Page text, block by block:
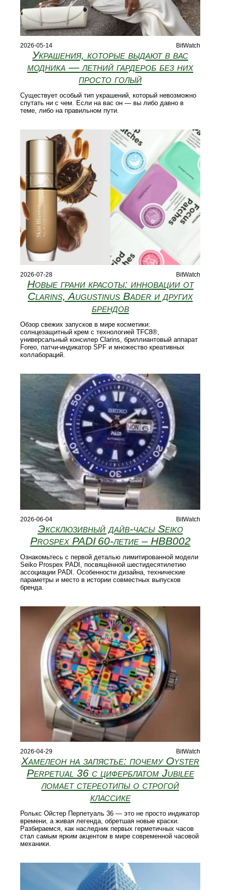
2026-05-14 BitWatch
Украшения, которые выдают в вас
модника — летний гардероб без них
просто голый
Существует особый тип украшений, который невозможно
спутать ни с чем. Если на вас он — вы либо давно в
теме, либо на правильном пути.
2026-07-28 BitWatch
Новые грани красоты: инновации от
Clarins, Augustinus Bader и других
брендов
Обзор свежих запусков в мире косметики:
солнцезащитный крем с технологией TFC8®,
универсальный консилер Clarins, бриллиантовый аппарат
Foreo, патчи‑индикатор SPF и множество креативных
коллабораций.
2026-06-04 BitWatch
Эксклюзивный дайв-часы Seiko
Prospex PADI 60‑летие – HBB002
Ознакомьтесь с первой деталью лимитированной модели
Seiko Prospex PADI, посвящённой шестидесятилетию
ассоциации PADI. Особенности дизайна, технические
параметры и место в истории совместных выпусков
бренда.
2026-04-29 BitWatch
Хамелеон на запястье: почему Oyster
Perpetual 36 с циферблатом Jubilee
ломает стереотипы о строгой
классике
Ролькс Ойстер Перпетуаль 36 — это не просто индикатор
времени, а живая легенда, обретшая новые краски.
Разбираемся, как наследник первых герметичных часов
стал самым ярким акцентом в мире современной часовой
механики.